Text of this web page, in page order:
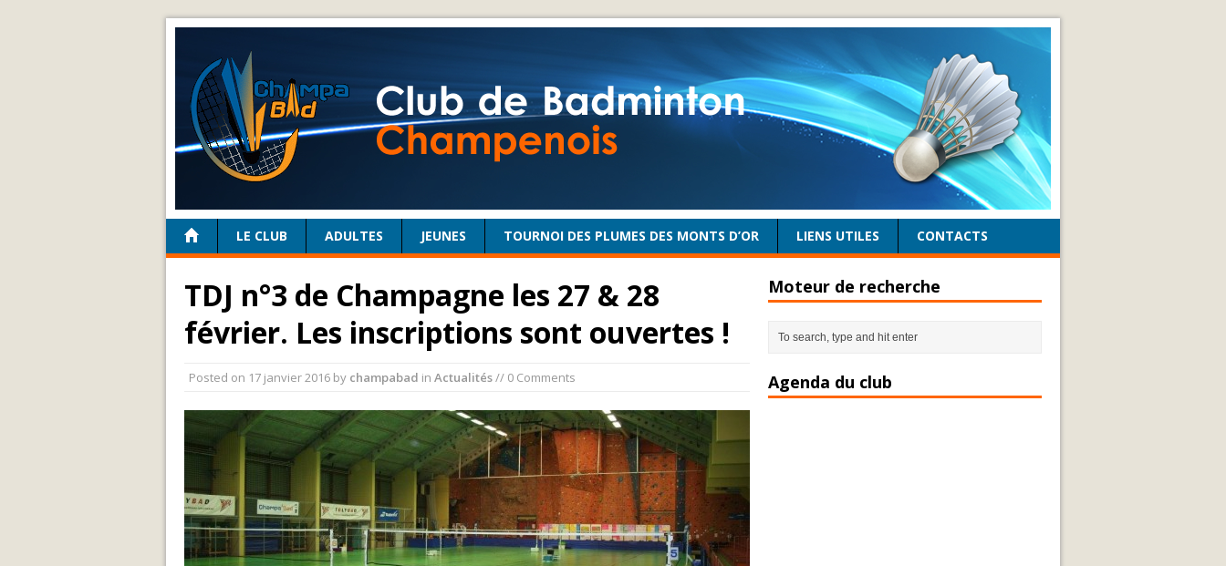
LE CLUB ADULTES JEUNES TOURNOI DES PLUMES DES MONTS D’OR LIENS UTILES CONTACTS
TDJ n°3 de Champagne les 27 & 28
février. Les inscriptions sont ouvertes !
Posted on 17 janvier 2016 by champabad in Actualités// 0 Comments
Moteur de recherche
Agenda du club